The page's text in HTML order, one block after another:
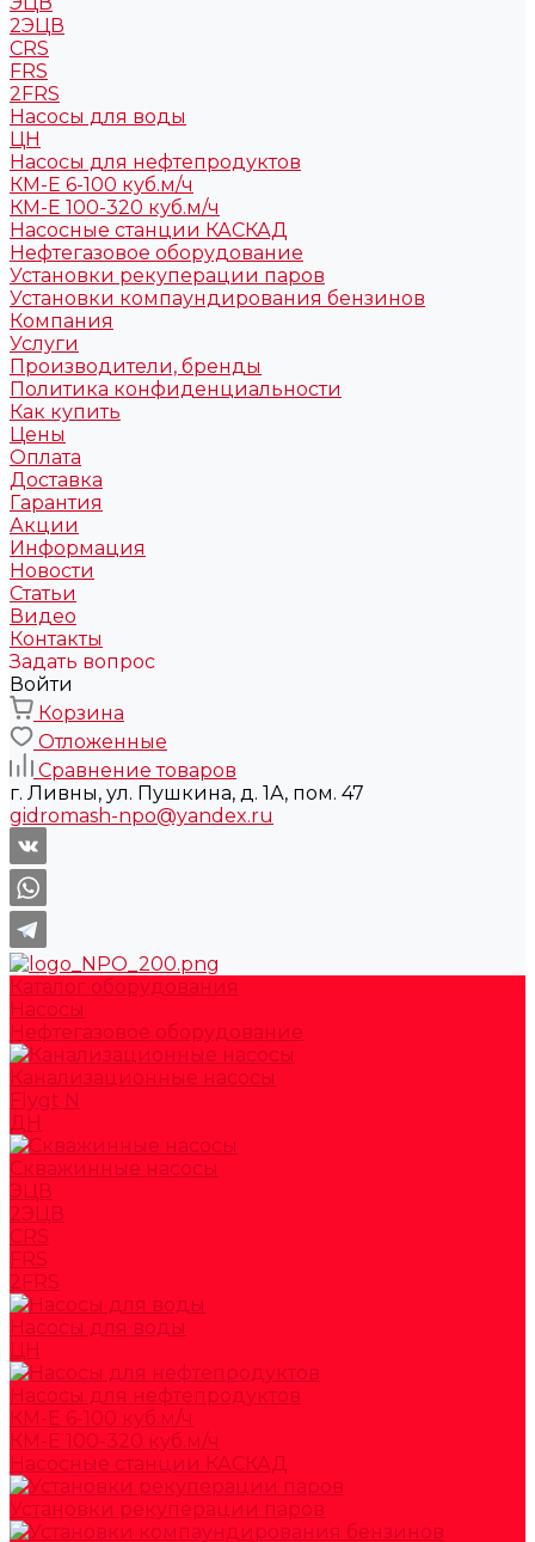
2ЭЦВ
CRS
FRS
2FRS
Насосы для воды
ЦН
Насосы для нефтепродуктов
КМ-Е 6-100 куб.м/ч
КМ-Е 100-320 куб.м/ч
Насосные станции КАСКАД
Нефтегазовое оборудование
Установки рекуперации паров
Установки компаундирования бензинов
Компания
Услуги
Производители, бренды
Политика конфиденциальности
Как купить
Цены
Оплата
Доставка
Гарантия
Акции
Информация
Новости
Статьи
Видео
Контакты
Задать вопрос
Войти
Корзина
Отложенные
Сравнение товаров
г. Ливны, ул. Пушкина, д. 1А, пом. 47
gidromash-npo@yandex.ru
Каталог оборудования
Насосы
Нефтегазовое оборудование
Канализационные насосы
Flygt N
ДН
Скважинные насосы
ЭЦВ
2ЭЦВ
CRS
FRS
2FRS
Насосы для воды
ЦН
Насосы для нефтепродуктов
КМ-Е 6-100 куб.м/ч
КМ-Е 100-320 куб.м/ч
Насосные станции КАСКАД
Установки рекуперации паров